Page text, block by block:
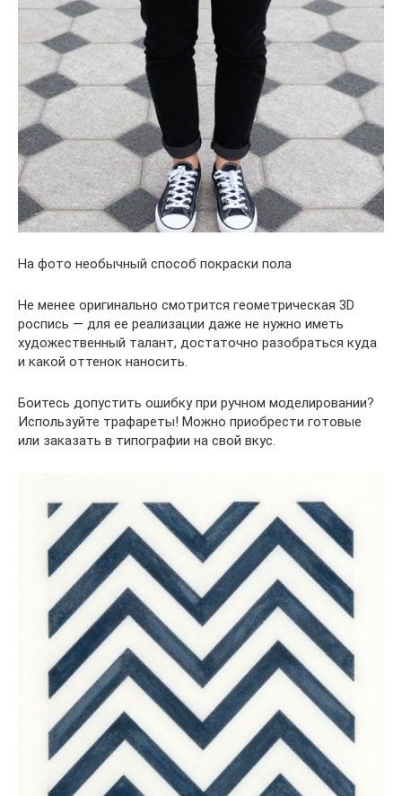
На фото необычный способ покраски пола
Не менее оригинально смотрится геометрическая 3D
роспись — для ее реализации даже не нужно иметь
художественный талант, достаточно разобраться куда
и какой оттенок наносить.
Боитесь допустить ошибку при ручном моделировании?
Используйте трафареты! Можно приобрести готовые
или заказать в типографии на свой вкус.